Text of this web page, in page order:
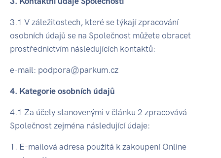
3.1 V záležitostech, které se týkají zpracování
osobních údajů se na Společnost můžete obracet
prostřednictvím následujících kontaktů:
e-mail: podpora@parkum.cz
4. Kategorie osobních údajů
4.1 Za účely stanovenými v článku 2 zpracovává
Společnost zejména následující údaje:
1. E-mailová adresa použitá k zakoupení Online